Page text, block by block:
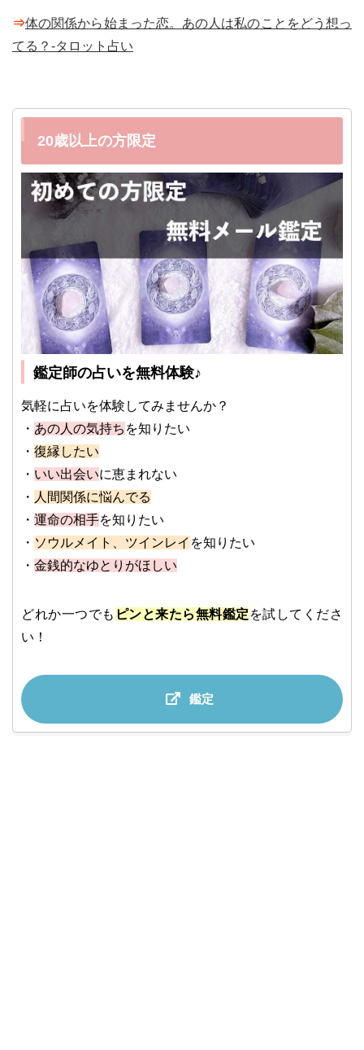
⇒体の関係から始まった恋。あの人は私のことをどう想っ
てる？-タロット占い
20歳以上の方限定
鑑定師の占いを無料体験♪
気軽に占いを体験してみませんか？
・ あの人の気持ち を知りたい
・ 復縁したい
・ いい出会いに恵まれない
・ 人間関係に悩んでる
・ 運命の相手を知りたい
・ ソウルメイト、ツインレイ を知りたい
・ 金銭的なゆとりがほしい
どれか一つでも ピンと来たら無料鑑定 を試してくださ
い！
鑑定